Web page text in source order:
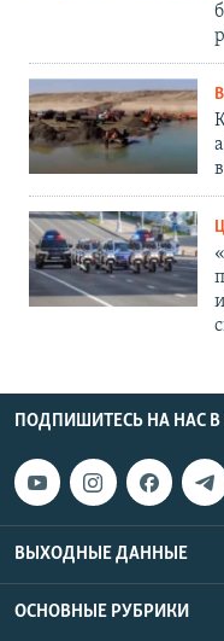
ПОДПИШИТЕСЬ НА НАС В
ВЫХОДНЫЕ ДАННЫЕ
ОСНОВНЫЕ РУБРИКИ